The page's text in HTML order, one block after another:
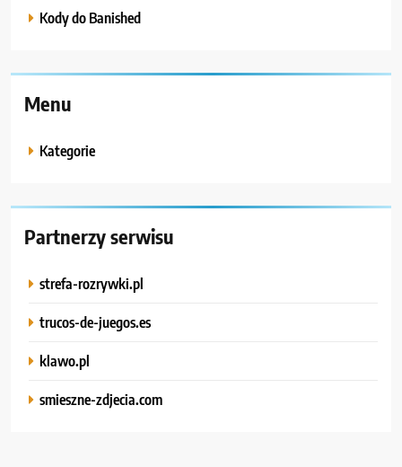
Kody do Banished
Menu
Kategorie
Partnerzy serwisu
strefa-rozrywki.pl
trucos-de-juegos.es
klawo.pl
smieszne-zdjecia.com